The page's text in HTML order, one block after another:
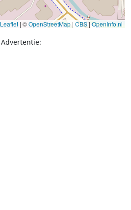
Leaflet | ©OpenStreetMap | CBS|OpenInfo.nl
Advertentie: